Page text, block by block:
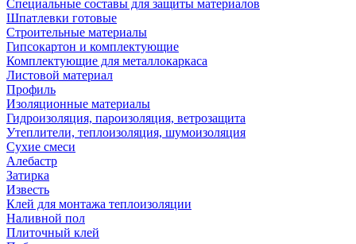
Специальные составы для защиты материалов
Шпатлевки готовые
Строительные материалы
Гипсокартон и комплектующие
Комплектующие для металлокаркаса
Листовой материал
Профиль
Изоляционные материалы
Гидроизоляция, пароизоляция, ветрозащита
Утеплители, теплоизоляция, шумоизоляция
Сухие смеси
Алебастр
Затирка
Известь
Клей для монтажа теплоизоляции
Наливной пол
Плиточный клей